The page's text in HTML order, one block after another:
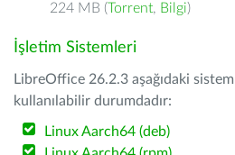
224 MB (Torrent, Bilgi)
İşletim Sistemleri
LibreOffice 26.2.3 aşağıdaki
kullanılabilir durumdadır:
Linux Aarch64 (deb)